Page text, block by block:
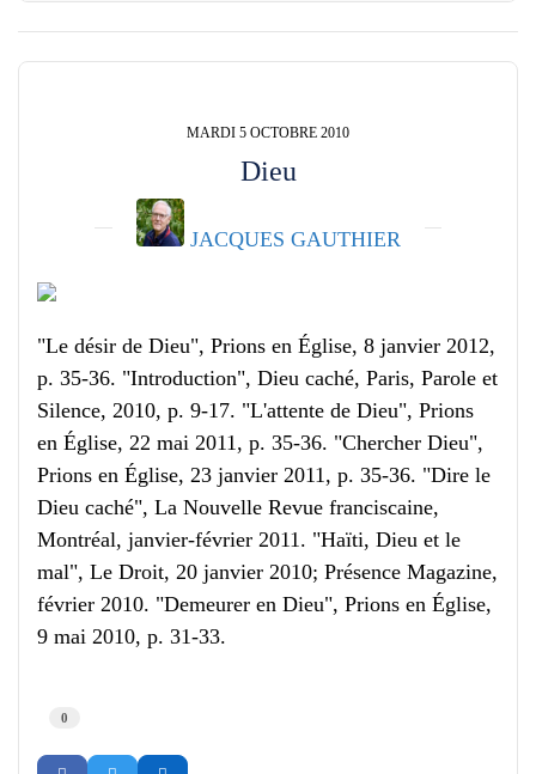
MARDI 5 OCTOBRE 2010
Dieu
JACQUES GAUTHIER
"Le désir de Dieu", Prions en Église, 8 janvier 2012,
p. 35-36. "Introduction", Dieu caché, Paris, Parole et
Silence, 2010, p. 9-17. "L'attente de Dieu", Prions
en Église, 22 mai 2011, p. 35-36. "Chercher Dieu",
Prions en Église, 23 janvier 2011, p. 35-36. "Dire le
Dieu caché", La Nouvelle Revue franciscaine,
Montréal, janvier-février 2011. "Haïti, Dieu et le
mal", Le Droit, 20 janvier 2010; Présence Magazine,
février 2010. "Demeurer en Dieu", Prions en Église,
9 mai 2010, p. 31-33.
0